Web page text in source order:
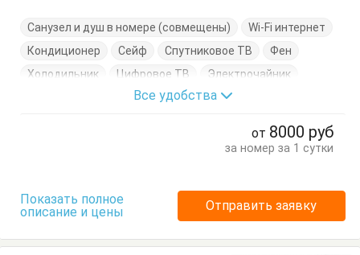
Санузел и душ в номере (совмещены)
Wi-Fi интернет
Кондиционер
Сейф Спутниковое ТВ
Фен
Холодильник
Цифровое ТВ
Электрочайник
Двухэтажная кровать
Тумбочки Шкаф
Все удобства
от 8000 руб
за номер за 1 сутки
Показать полное
описание и цены
Отправить заявку